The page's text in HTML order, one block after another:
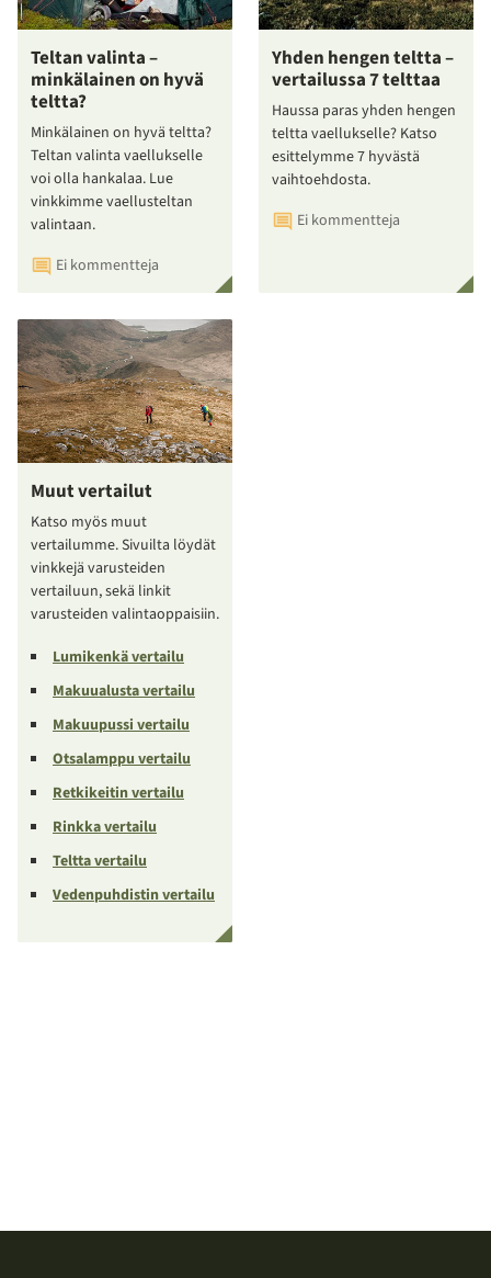
Teltan valinta –
minkälainen on hyvä
teltta?
Minkälainen on hyvä teltta?
Teltan valinta vaellukselle
voi olla hankalaa. Lue
vinkkimme vaellusteltan
valintaan.
Ei kommentteja
Yhden hengen teltta –
vertailussa 7 telttaa
Haussa paras yhden hengen
teltta vaellukselle? Katso
esittelymme 7 hyvästä
vaihtoehdosta.
Ei kommentteja
Muut vertailut
Katso myös muut
vertailumme. Sivuilta löydät
vinkkejä varusteiden
vertailuun, sekä linkit
varusteiden valintaoppaisiin.
Lumikenkä vertailu
Makuualusta vertailu
Makuupussi vertailu
Otsalamppu vertailu
Retkikeitin vertailu
Rinkka vertailu
Teltta vertailu
Vedenpuhdistin vertailu